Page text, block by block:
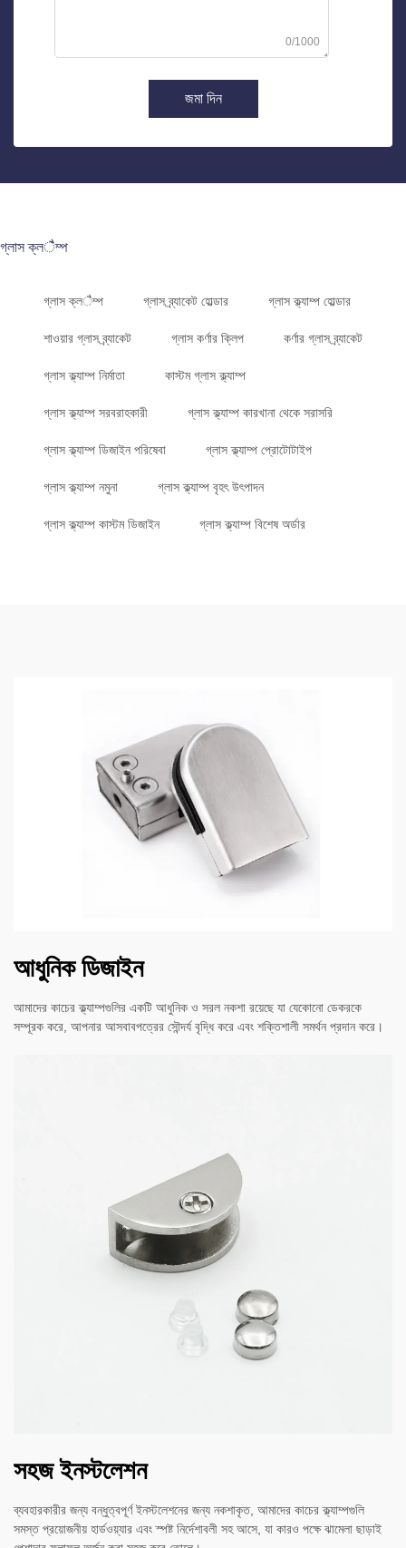
0/1000
জমা দিন
গ্লাস ক্লैম্প
গ্লাস ক্লैম্প গ্লাস ব্র্যাকেট হোল্ডার গ্লাস ক্ল্যাম্প হোল্ডার
শাওয়ার গ্লাস ব্র্যাকেট গ্লাস কর্ণার ক্লিপ কর্ণার গ্লাস ব্র্যাকেট
গ্লাস ক্ল্যাম্প নির্মাতা কাস্টম গ্লাস ক্ল্যাম্প
গ্লাস ক্ল্যাম্প সরবরাহকারী গ্লাস ক্ল্যাম্প কারখানা থেকে সরাসরি
গ্লাস ক্ল্যাম্প ডিজাইন পরিষেবা গ্লাস ক্ল্যাম্প প্রোটোটাইপ
গ্লাস ক্ল্যাম্প নমুনা গ্লাস ক্ল্যাম্প বৃহৎ উৎপাদন
গ্লাস ক্ল্যাম্প কাস্টম ডিজাইন গ্লাস ক্ল্যাম্প বিশেষ অর্ডার
আধুনিক ডিজাইন
আমাদের কাচের ক্ল্যাম্পগুলির একটি আধুনিক ও সরল নকশা রয়েছে যা যেকোনো ডেকরকে
সম্পূরক করে, আপনার আসবাবপত্রের সৌন্দর্য বৃদ্ধি করে এবং শক্তিশালী সমর্থন প্রদান করে।
সহজ ইনস্টলেশন
ব্যবহারকারীর জন্য বন্ধুত্বপূর্ণ ইনস্টলেশনের জন্য নকশাকৃত, আমাদের কাচের ক্ল্যাম্পগুলি
সমস্ত প্রয়োজনীয় হার্ডওয়্যার এবং স্পষ্ট নির্দেশাবলী সহ আসে, যা কারও পক্ষে ঝামেলা ছাড়াই